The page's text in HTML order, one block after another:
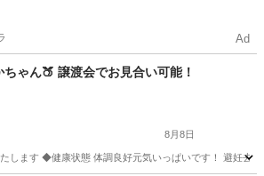
Ad
ちゃん🍑 譲渡会でお見合い可能！
8月8日
します ◆健康状態 体調良好元気いっぱいです！ 避妊去